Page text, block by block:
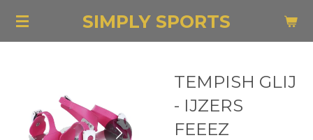
Ga
SIMPLY SPORTS
TEMPISH GLIJ
- IJZERS
FEEEZ